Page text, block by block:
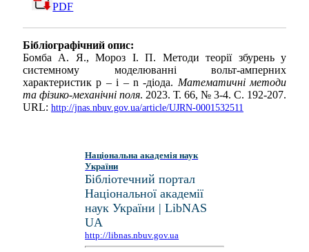
PDF
Бібліографічний опис:
Бомба А. Я., Мороз І. П. Методи теорії збурень у
системному моделюванні вольт-амперних
характеристик p – i – n -діода. Математичні методи
та фізико-механічні поля. 2023. Т. 66, № 3-4. С. 192-207.
URL: http://jnas.nbuv.gov.ua/article/UJRN-0001532511
Національна академія наук
України
Бібліотечний портал
Національної академії
наук України | LibNAS
UA
http://libnas.nbuv.gov.ua